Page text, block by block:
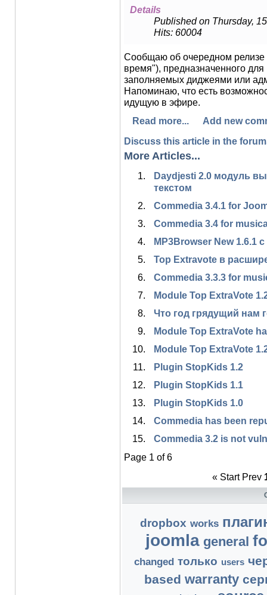
Details
Published on Thursday,
Hits: 60004
Сообщаю об очередном
время"), предназначенного
заполняемых диджеями или
Напоминаю, что есть
идущую в эфире.
Read more...
Add new
Discuss this article in the
More Articles...
Daydjesti 2.0 модуль
текстом
Commedia 3.4.1 for
Commedia 3.4 for
MP3Browser New 1.6.1
Top Extravote в
Commedia 3.3.3 for
Module Top ExtraVote
Что год грядущий нам
Module Top ExtraVote
Module Top ExtraVote
Plugin StopKids 1.2
Plugin StopKids 1.1
Plugin StopKids 1.0
Commedia has been
Commedia 3.2 is not
Page 1 of 6
« Start Prev
dropbox works
joomla general
changed только users
based warranty